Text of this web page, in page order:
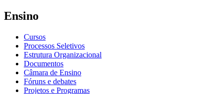
Ensino
Cursos
Processos Seletivos
Estrutura Organizacional
Documentos
Câmara de Ensino
Fóruns e debates
Projetos e Programas